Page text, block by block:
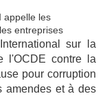
appelle les
entreprises
sur la
l'OCDE contre la
pour corruption
amendes et à des